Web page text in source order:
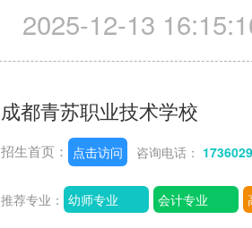
2025-12-13
成都青苏职业技术学校
招生首页： 点击访问 咨询电话：
推荐专业： 幼师专业 会计专业